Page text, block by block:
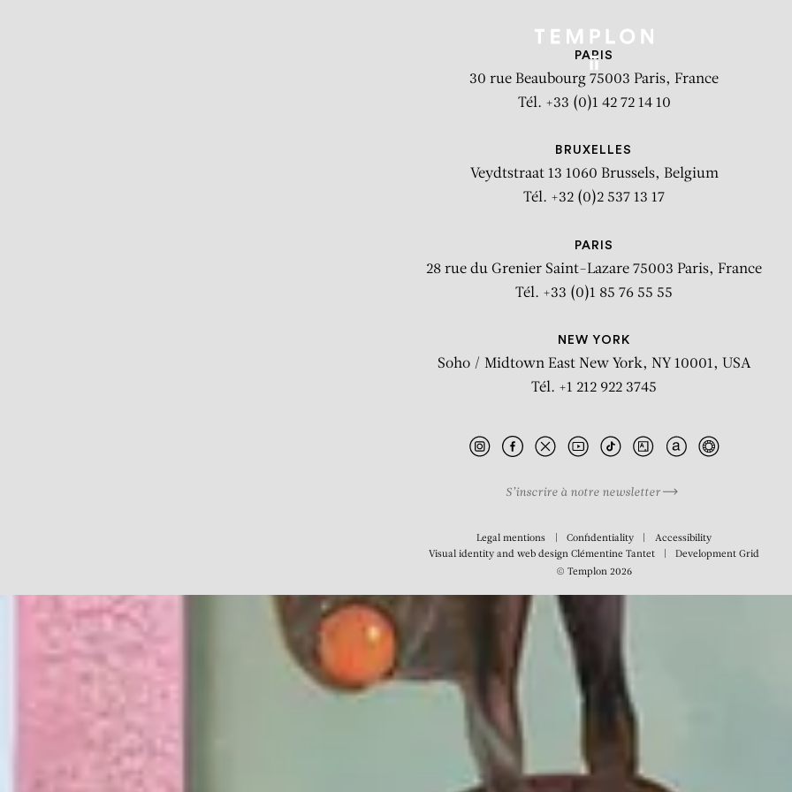
Smarty
PARIS
30 rue Beaubourg 75003 Paris, France
Tél. +33 (0)1 42 72 14 10
BRUXELLES
Veydtstraat 13 1060 Brussels, Belgium
Tél. +32 (0)2 537 13 17
PARIS
28 rue du Grenier Saint-Lazare 75003 Paris, France
Tél. +33 (0)1 85 76 55 55
NEW YORK
Soho / Midtown East New York, NY 10001, USA
Tél. +1 212 922 3745
S’inscrire à notre newsletter
Legal mentions Confidentiality
Accessibility
Visual identity and web design Clémentine Tantet DevelopmentGrid
© Templon 2026